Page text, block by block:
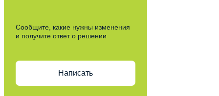
Сообщите, какие нужны изменения
и получите ответ о решении
Написать